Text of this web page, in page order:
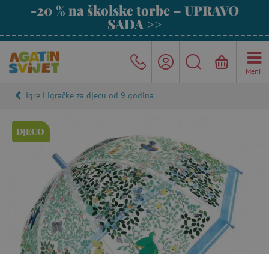
-20 % na školske torbe – UPRAVO
SADA >>
Meni
Igre i igračke za djecu od 9 godina
DJECO